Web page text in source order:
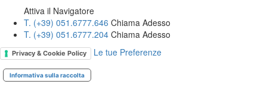
Attiva il Navigatore
T. (+39­) 051.6777.646­ Chiama Adesso
T. (+39­) 051.6777.204­ Chiama Adesso
Privacy & Cookie Policy Le tue Preferenze
Informativa sulla raccolta